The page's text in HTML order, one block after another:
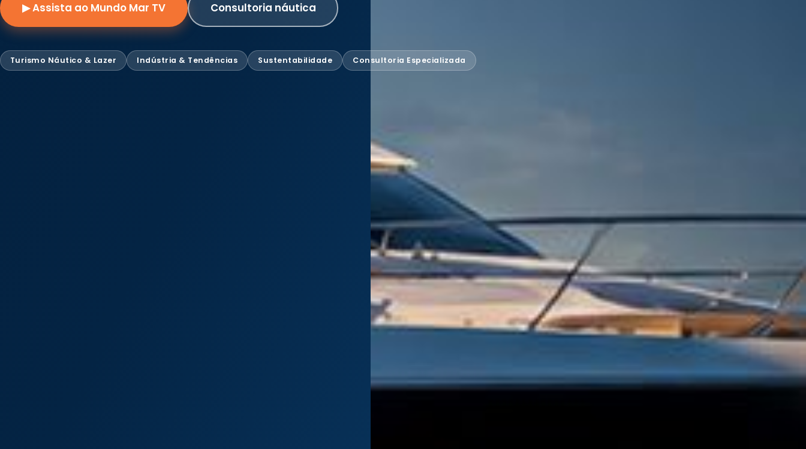
▶ Assista ao Mundo Mar TV Consultoria náutica
Turismo Náutico & Lazer Indústria & Tendências Sustentabilidade Consultoria Especializada